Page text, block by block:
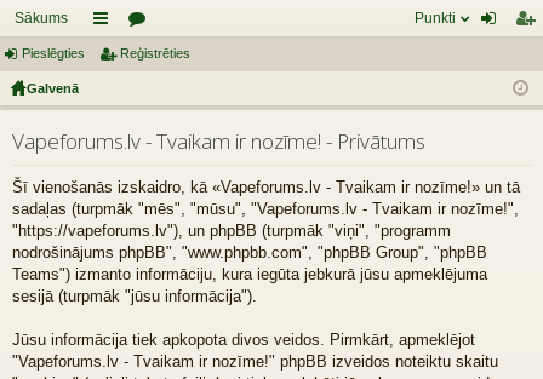
Sākums
aī or
Punkti
tie
ist
ie
Pieslēgties Reģistrēties
Galvenā
Vapeforums.lv - Tvaikam ir nozīme! - Privātums
Šī vienošanās izskaidro, kā «Vapeforums.lv - Tvaikam ir nozīme!» un tā
sadaļas (turpmāk "mēs", "mūsu", "Vapeforums.lv - Tvaikam ir nozīme!",
"https://vapeforums.lv"), un phpBB (turpmāk "viņi", "programm
nodrošinājums phpBB", "www.phpbb.com", "phpBB Group", "phpBB
Teams") izmanto informāciju, kura iegūta jebkurā jūsu apmeklējuma
sesijā (turpmāk "jūsu informācija").
Jūsu informācija tiek apkopota divos veidos. Pirmkārt, apmeklējot
"Vapeforums.lv - Tvaikam ir nozīme!" phpBB izveidos noteiktu skaitu